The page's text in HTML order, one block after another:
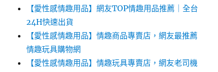
【愛性感情趣用品】網友TOP情趣用品推薦｜全台
24H快速出貨
【愛性感情趣用品】情趣商品專賣店，網友最推薦
情趣玩具購物網
【愛性感情趣用品】情趣玩具專賣店，網友老司機